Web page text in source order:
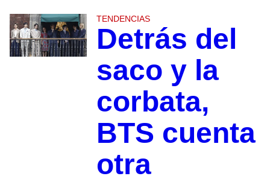
TENDENCIAS
Detrás del
saco y la
corbata,
BTS cuenta
otra